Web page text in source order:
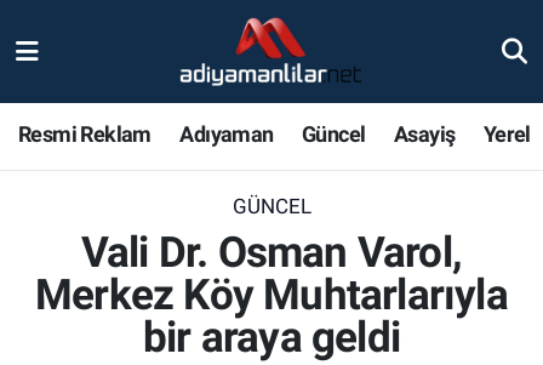
Resmi Reklam Adıyaman Güncel Asayiş Yerel
GÜNCEL
Vali Dr. Osman Varol,
Merkez Köy Muhtarlarıyla
bir araya geldi
Magazin
Bölge Haberleri
Nöbetçi Eczaneler
Adiyaman Namaz Vakitleri
Trafik Durumu
Süper Lig Puan Durumu ve Fikstür